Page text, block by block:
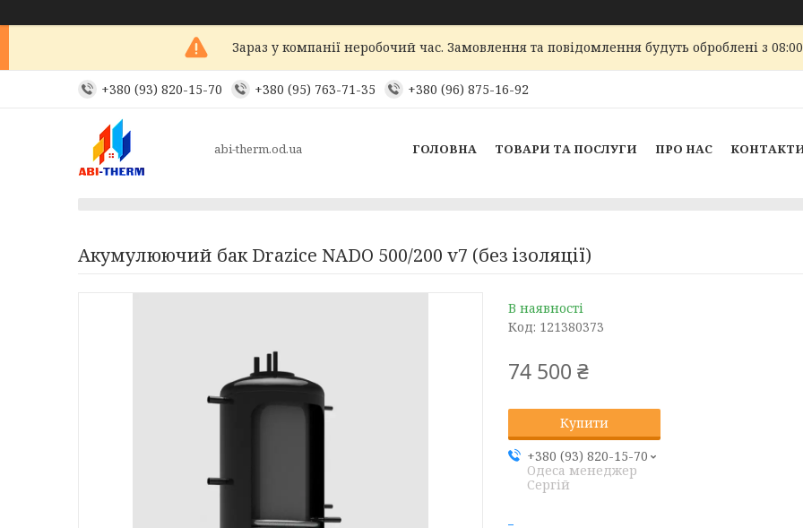
Зараз у компанії неробочий час. Замовлення та повідомлення будуть оброблені з
+380 (93) 820-15-70 +380 (95) 763-71-35 +380 (96) 875-16-92
abi-therm.od.ua ГОЛОВНА ТОВАРИ ТА ПОСЛУГИ ПРО НАС
Акумулюючий бак Drazice NADO 500/200 v7 (без ізоляції)
В наявності
Код: 121380373
74 500 ₴
Купити
+380 (93) 820-15-70
Одеса менеджер
Сергій